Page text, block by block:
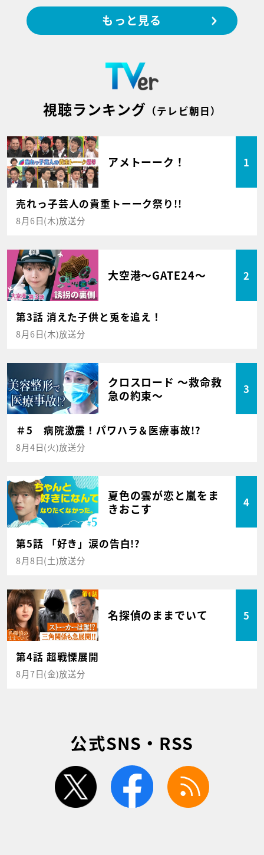
もっと見る
視聴ランキング （テレビ朝日）
アメトーーク！ 1
売れっ子芸人の貴重トーーク祭り!!
8月6日(木)放送分
大空港～GATE24～ 2
第3話 消えた子供と兎を追え！
8月6日(木)放送分
クロスロード ～救命救
急の約束～
3
＃5 病院激震！パワハラ＆医療事故!?
8月4日(火)放送分
夏色の雲が恋と嵐をま
きおこす
4
第5話 「好き」涙の告白!?
8月8日(土)放送分
名探偵のままでいて 5
第4話 超戦慄展開
8月7日(金)放送分
公式SNS・RSS
twitter facebook